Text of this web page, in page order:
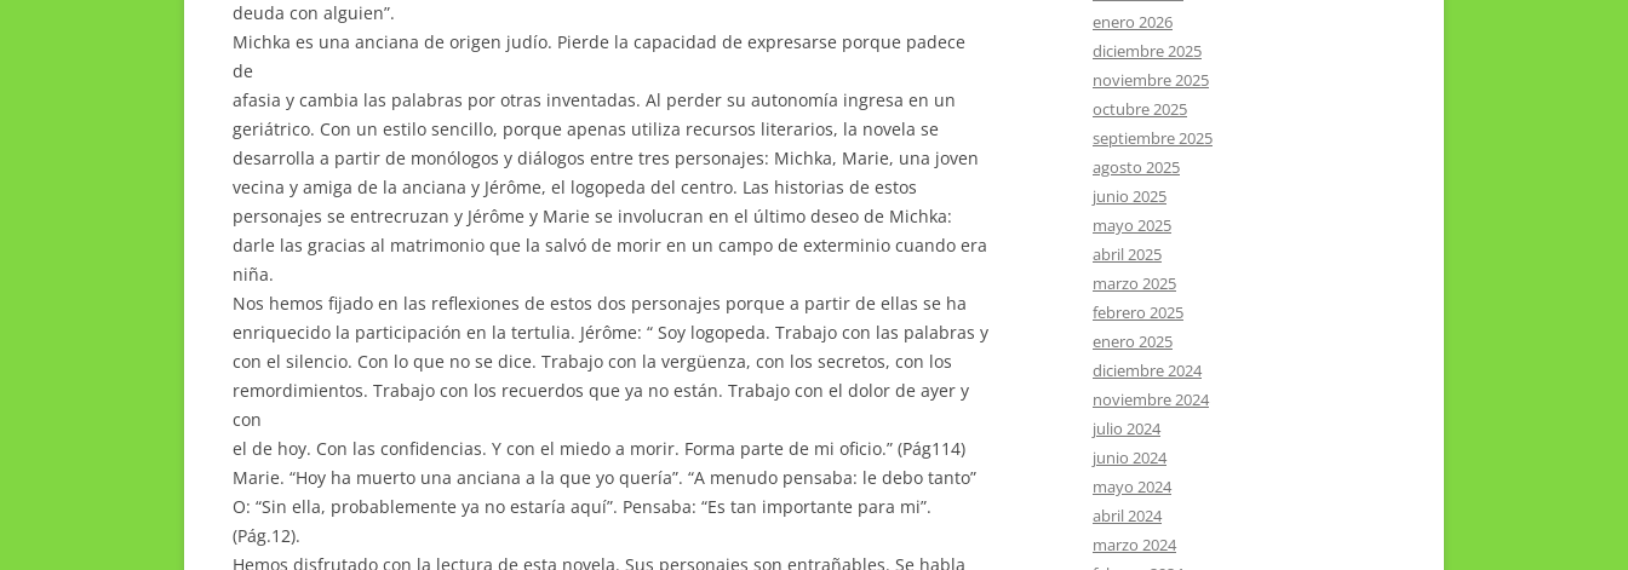
deuda con alguien”.
Michka es una anciana de origen judío. Pierde la capacidad de expresarse porque padece
de
afasia y cambia las palabras por otras inventadas. Al perder su autonomía ingresa en un
geriátrico. Con un estilo sencillo, porque apenas utiliza recursos literarios, la novela se
desarrolla a partir de monólogos y diálogos entre tres personajes: Michka, Marie, una joven
vecina y amiga de la anciana y Jérôme, el logopeda del centro. Las historias de estos
personajes se entrecruzan y Jérôme y Marie se involucran en el último deseo de Michka:
darle las gracias al matrimonio que la salvó de morir en un campo de exterminio cuando era
niña.
Nos hemos fijado en las reflexiones de estos dos personajes porque a partir de ellas se ha
enriquecido la participación en la tertulia. Jérôme: “ Soy logopeda. Trabajo con las palabras y
con el silencio. Con lo que no se dice. Trabajo con la vergüenza, con los secretos, con los
remordimientos. Trabajo con los recuerdos que ya no están. Trabajo con el dolor de ayer y
con
el de hoy. Con las confidencias. Y con el miedo a morir. Forma parte de mi oficio.” (Pág114)
Marie. “Hoy ha muerto una anciana a la que yo quería”. “A menudo pensaba: le debo tanto”
O: “Sin ella, probablemente ya no estaría aquí”. Pensaba: “Es tan importante para mi”.
(Pág.12).
Hemos disfrutado con la lectura de esta novela. Sus personajes son entrañables. Se habla
enero 2026
diciembre 2025
noviembre 2025
octubre 2025
septiembre 2025
agosto 2025
junio 2025
mayo 2025
abril 2025
marzo 2025
febrero 2025
enero 2025
diciembre 2024
noviembre 2024
julio 2024
junio 2024
mayo 2024
abril 2024
marzo 2024